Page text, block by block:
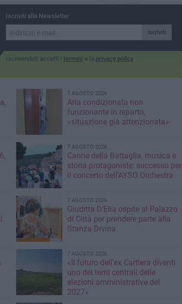
forze politiche
Iscriviti alla Newsletter
Iscriviti
Iscrivendoti accetti i termini e la privacy policy
7 AGOSTO 2026
Aria condizionata non
funzionante in reparto,
«situazione già attenzionata»
7 AGOSTO 2026
Canne della Battaglia, musica e
storia protagoniste: successo per
il concerto dell’AYSO Orchestra
7 AGOSTO 2026
Giuditta D’Elia ospite al Palazzo
di Città per prendere parte alla
Stanza Divina
7 AGOSTO 2026
«Il futuro dell'ex Cartiera diventi
uno dei temi centrali delle
elezioni amministrative del
2027»